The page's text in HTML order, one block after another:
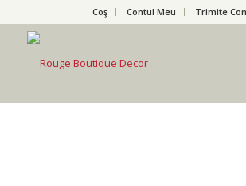
Coş Contul Meu Trimite